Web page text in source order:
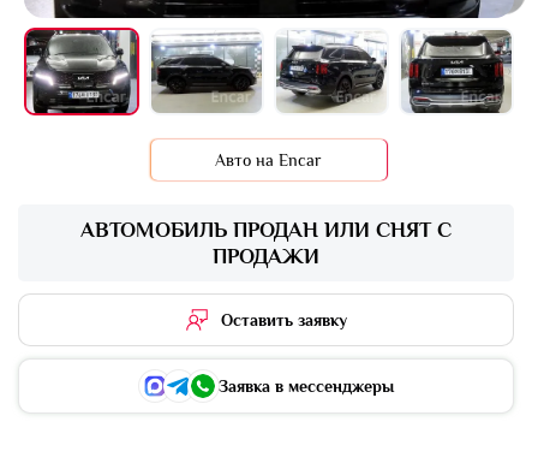
АВТОМОБИЛЬ ПРОДАН ИЛИ СНЯТ С
ПРОДАЖИ
Оставить заявку
Заявка в мессенджеры
Авто на Encar